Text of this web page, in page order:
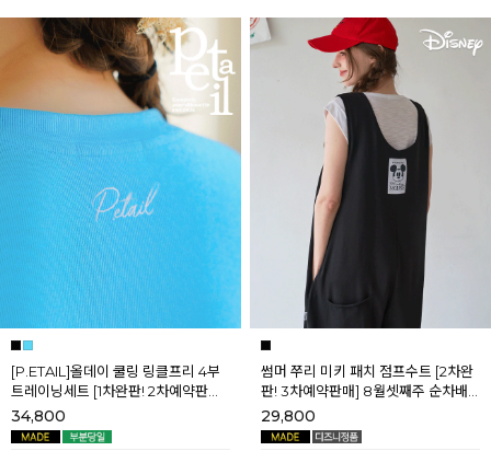
[P.ETAIL]올데이 쿨링 링클프리 4부
트레이닝세트 [1차완판! 2차예약판매]
[블랙L] 8월셋째주 순차배송
34,800
썸머 쭈리 미키 패치 점프수트 [2차완
판! 3차예약판매] 8월셋째주 순차배
송
29,800